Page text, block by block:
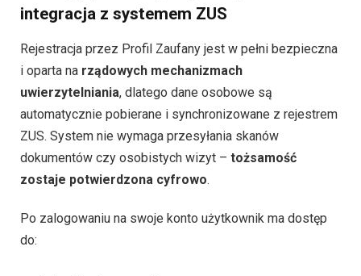
integracja z systemem ZUS
Rejestracja przez Profil Zaufany jest w pełni bezpieczna
i oparta na rządowych mechanizmach
uwierzytelniania, dlatego dane osobowe są
automatycznie pobierane i synchronizowane z rejestrem
ZUS. System nie wymaga przesyłania skanów
dokumentów czy osobistych wizyt – tożsamość
zostaje potwierdzona cyfrowo.
Po zalogowaniu na swoje konto użytkownik ma dostęp
do: